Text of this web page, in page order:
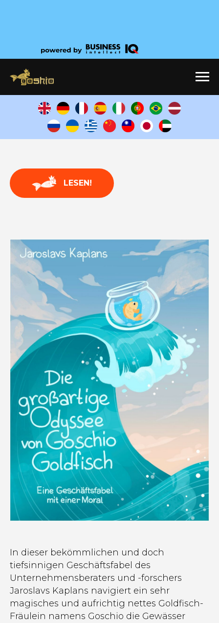
LESEN!
In dieser bekömmlichen und doch
tiefsinnigen Geschäftsfabel des
Unternehmensberaters und -forschers
Jaroslavs Kaplans navigiert ein sehr
magisches und aufrichtig nettes Goldfisch-
Fräulein namens Goschio die Gewässer